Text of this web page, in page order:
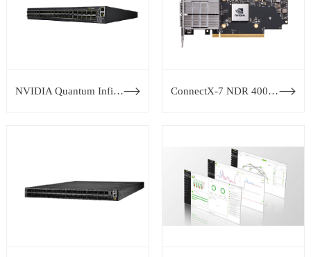
NVIDIA Quantum InfiniBand 交换机系列 ConnectX-7 NDR 400G InfiniBand 网卡